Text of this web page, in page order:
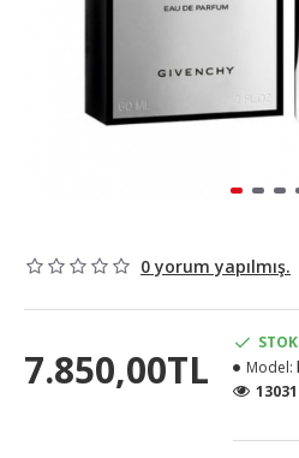
0 yorum yapılmış.
7.850,00TL
Model: